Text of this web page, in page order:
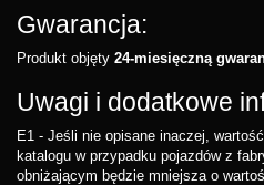
Gwarancja:
Produkt objęty 24-miesięczną
Uwagi i dodatkowe
E1 - Jeśli nie opisane inaczej,
katalogu w przypadku pojazdów z
obniżającym będzie mniejsza o